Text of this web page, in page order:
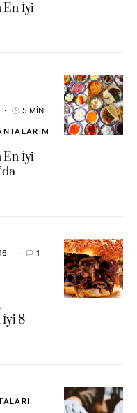
En İyi
5 MIN
En İyi
1
İyi 8